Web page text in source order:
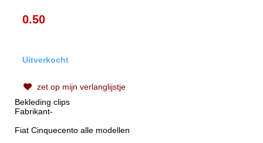
0.50
Uitverkocht
zet op mijn verlanglijstje
Bekleding clips
Fabrikant-
Fiat Cinquecento alle modellen